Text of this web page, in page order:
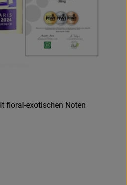
floral-exotischen Noten